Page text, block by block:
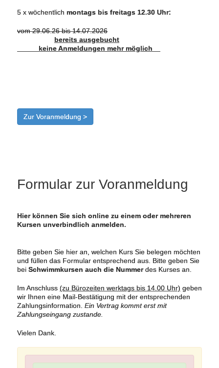
5 x wöchentlich montags bis freitags 12.30 Uhr:
vom 29.06.26 bis 14.07.2026
bereits ausgebucht
keine Anmeldungen mehr möglich
Zur Voranmeldung >
Formular zur Voranmeldung
Hier können Sie sich online zu einem oder mehreren
Kursen unverbindlich anmelden.
Bitte geben Sie hier an, welchen Kurs Sie belegen möchten
und füllen das Formular entsprechend aus. Bitte geben Sie
bei Schwimmkursen auch die Nummerdes Kurses an.
Im Anschluss (zu Bürozeiten werktags bis 14.00 Uhr) geben
wir Ihnen eine Mail-Bestätigung mit der entsprechenden
Zahlungsinformation. Ein Vertrag kommt erst mit
Zahlungseingang zustande.
Vielen Dank.